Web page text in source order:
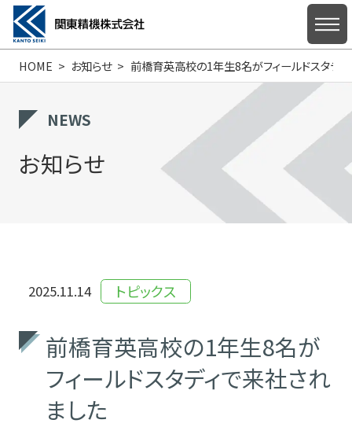
HOME
サポート・お問い合わせ
会社情報
HOME お知らせ 前橋育英高校の1年生8名がフィールドスタデ
NEWS
お知らせ
2025.11.14 トピックス
前橋育英高校の1年生8名が
フィールドスタディで来社され
ました